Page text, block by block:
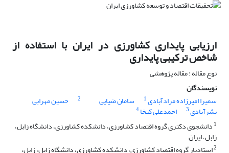
ارزیابی پایداری کشاورزی در ایران با استفاده از
شاخص‌ ترکیبی پایداری
نوع مقاله : مقاله پژوهشی
نویسندگان
سمیرا امیرزاده مرادآبادی1 سامان ضیایی 2 حسین مهرابی
بشرآبادی3 احمدعلی کیخا4
1 دانشجوی دکتری گروه اقتصاد کشاورزی، دانشکده کشاورزی، دانشگاه زابل،
زابل، ایران
2استادیار گروه اقتصاد کشاورزی، دانشکده کشاورزی، دانشگاه زابل، زابل،